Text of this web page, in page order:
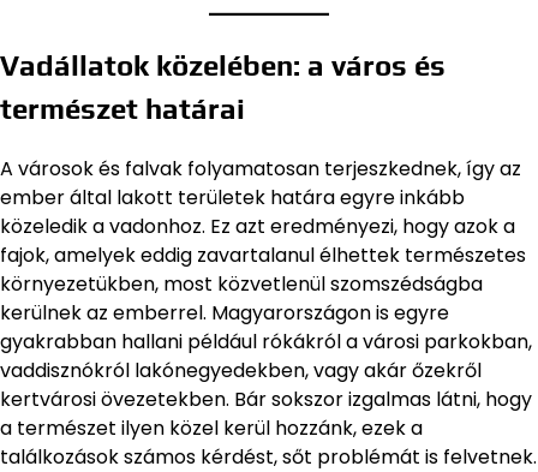
Vadállatok közelében: a város és
természet határai
A városok és falvak folyamatosan terjeszkednek, így az
ember által lakott területek határa egyre inkább
közeledik a vadonhoz. Ez azt eredményezi, hogy azok a
fajok, amelyek eddig zavartalanul élhettek természetes
környezetükben, most közvetlenül szomszédságba
kerülnek az emberrel. Magyarországon is egyre
gyakrabban hallani például rókákról a városi parkokban,
vaddisznókról lakónegyedekben, vagy akár őzekről
kertvárosi övezetekben. Bár sokszor izgalmas látni, hogy
a természet ilyen közel kerül hozzánk, ezek a
találkozások számos kérdést, sőt problémát is felvetnek.